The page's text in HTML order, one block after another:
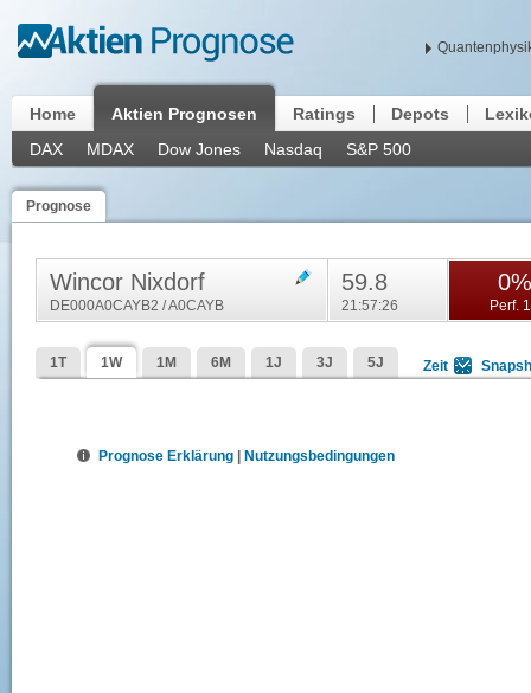
Home
Aktien Prognosen
DAX
MDAX Dow Jones Nasdaq S&P 500
Ratings Depots
Prognose
Wincor Nixdorf
DE000A0CAYB2 / A0CAYB
59.8
21:57:26
0%
Perf.
1T 1W 1M 6M 1J 3J 5J Zeit
Prognose Erklärung Nutzungsbedingungen